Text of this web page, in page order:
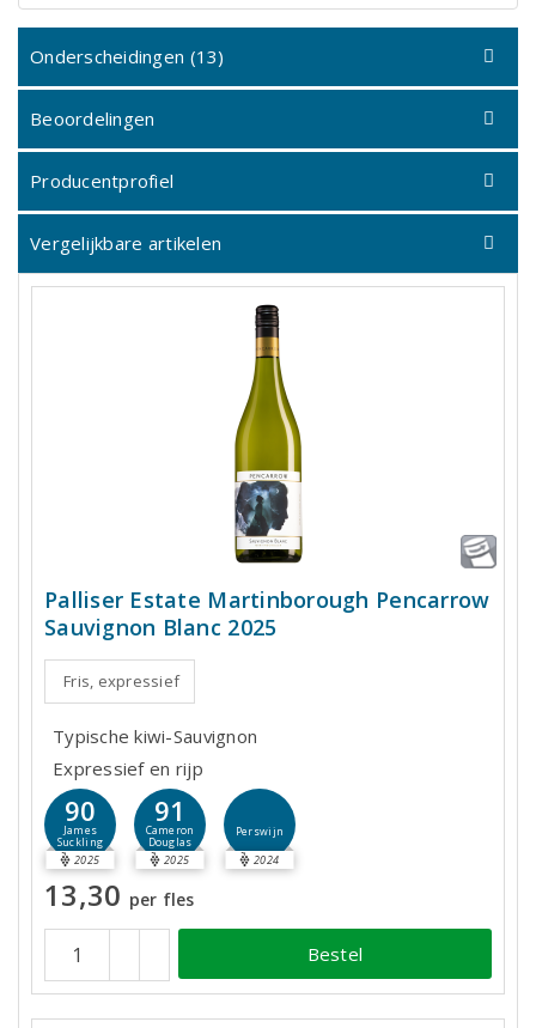
Onderscheidingen (13)
Beoordelingen
Producentprofiel
Vergelijkbare artikelen
Palliser Estate Martinborough Pencarrow
Sauvignon Blanc 2025
Fris, expressief
Typische kiwi-Sauvignon
Expressief en rijp
90
James
Suckling
2025
91
Cameron
Douglas
2025
Perswijn
2024
13,30 per fles
Bestel